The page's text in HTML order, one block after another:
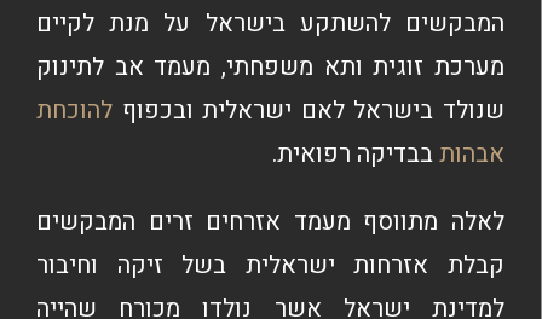
המבקשים להשתקע בישראל על מנת לקיים
מערכת זוגית ותא משפחתי, מעמד אב לתינוק
שנולד בישראל לאם ישראלית ובכפוף להוכחת
אבהותבבדיקה רפואית.
לאלה מתווסף מעמד אזרחים זרים המבקשים
קבלת אזרחות ישראלית בשל זיקה וחיבור
למדינת ישראל אשר נולדו מכורח שהייה